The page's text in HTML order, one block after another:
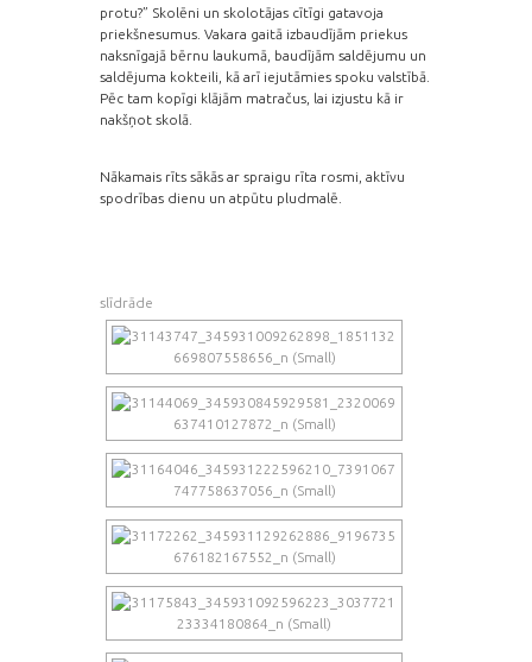
protu?” Skolēni un skolotājas cītīgi gatavoja
priekšnesumus. Vakara gaitā izbaudījām priekus
naksnīgajā bērnu laukumā, baudījām saldējumu un
saldējuma kokteili, kā arī iejutāmies spoku valstībā.
Pēc tam kopīgi klājām matračus, lai izjustu kā ir
nakšņot skolā.
Nākamais rīts sākās ar spraigu rīta rosmi, aktīvu
spodrības dienu un atpūtu pludmalē.
slīdrāde